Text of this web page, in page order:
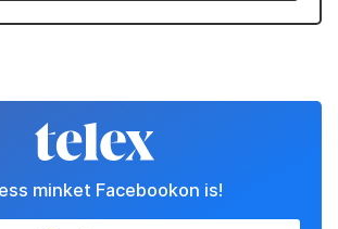
minket Facebookon is!